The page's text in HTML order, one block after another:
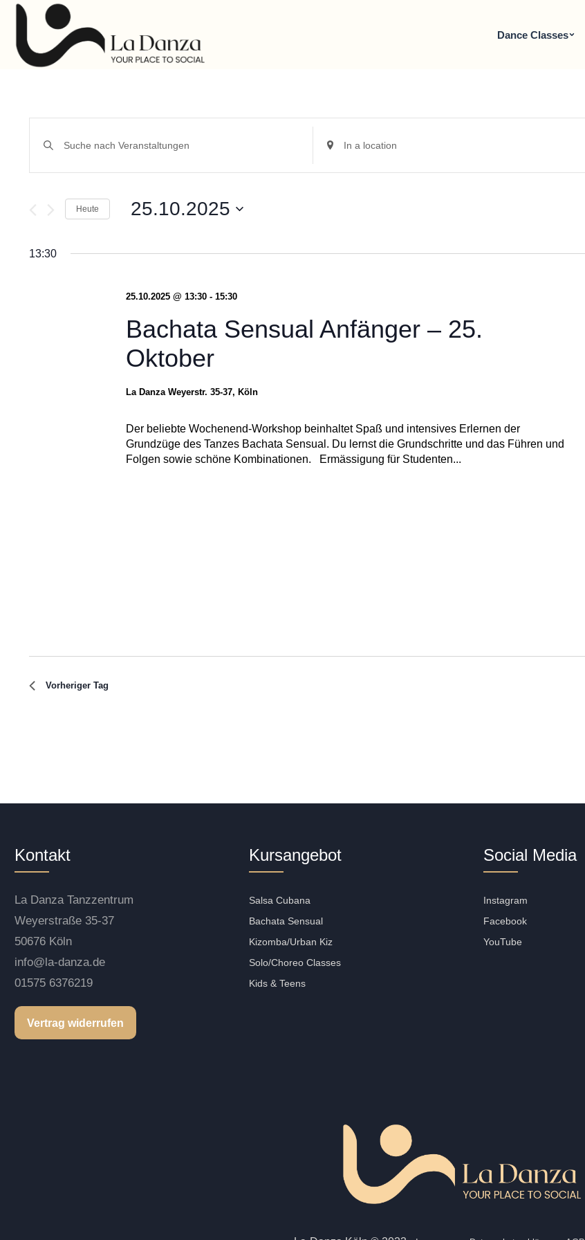
Dance Classes
Ansichten,
Navigation
Schlüsselwort
Veranstaltungen
Location.
Search
Heute 25.10.2025
13:30
25.10.2025 @ 13:30- 15:30
Bachata Sensual Anfänger – 25.
Oktober
La Danza Weyerstr. 35-37, Köln
Der beliebte Wochenend-Workshop beinhaltet Spaß und intensives Erlernen der
Grundzüge des Tanzes Bachata Sensual. Du lernst die Grundschritte und das Führen und
Folgen sowie schöne Kombinationen. Ermässigung für Studenten...
Vorheriger Tag
Kontakt
La Danza Tanzzentrum
Weyerstraße 35-37
50676 Köln
info@la-danza.de
01575 6376219
Vertrag widerrufen
Kursangebot
Salsa Cubana
Bachata Sensual
Kizomba/Urban Kiz
Solo/Choreo Classes
Kids & Teens
Social Media
Instagram
Facebook
YouTube